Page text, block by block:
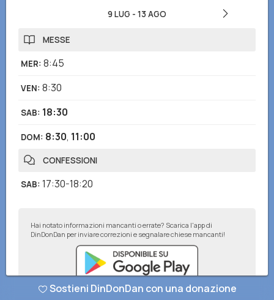
9 LUG - 13 AGO
MESSE
MER: 8:45
VEN: 8:30
SAB: 18:30
DOM: 8:30, 11:00
CONFESSIONI
SAB: 17:30-18:20
Hai notato informazioni mancanti o errate? Scarica l'app di
DinDonDan per inviare correzioni e segnalare chiese mancanti!
Sostieni DinDonDan con una donazione